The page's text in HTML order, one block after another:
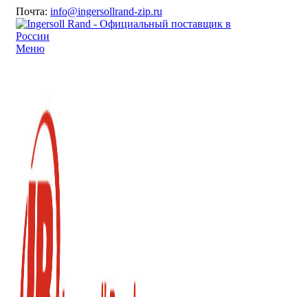
Почта: info@ingersollrand-zip.ru
Меню